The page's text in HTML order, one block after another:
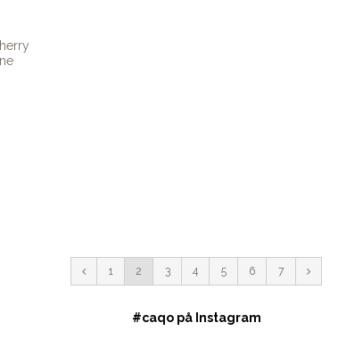
1 2 3 4 5 6 7
#caqo på Instagram